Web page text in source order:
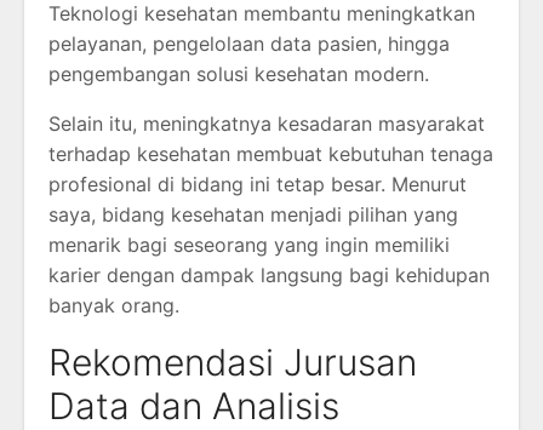
Teknologi kesehatan membantu meningkatkan
pelayanan, pengelolaan data pasien, hingga
pengembangan solusi kesehatan modern.
Selain itu, meningkatnya kesadaran masyarakat
terhadap kesehatan membuat kebutuhan tenaga
profesional di bidang ini tetap besar. Menurut
saya, bidang kesehatan menjadi pilihan yang
menarik bagi seseorang yang ingin memiliki
karier dengan dampak langsung bagi kehidupan
banyak orang.
Rekomendasi Jurusan
Data dan Analisis